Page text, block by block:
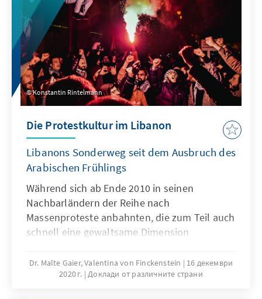
Konstantin Rintelmann
Die Protestkultur im Libanon
Libanons Sonderweg seit dem Ausbruch des
Arabischen Frühlings
Während sich ab Ende 2010 in seinen
Nachbarländern der Reihe nach
Massenproteste anbahnten, die zum Teil auch
schnell eine gewaltsame Dimension
verhältnismäßig ruhig. Über das Jahr 2011
hinweg kam es lediglich vereinzelt zu
Dr. Malte Gaier, Valentina von Finckenstein
16 декември
2020 г. Доклади от различните страни